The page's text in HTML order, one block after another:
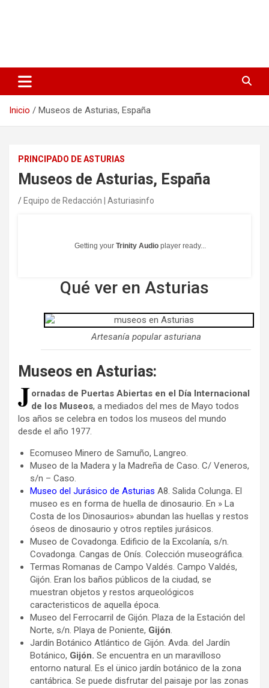
Inicio Museos de Asturias, España
PRINCIPADO DE ASTURIAS
Museos de Asturias, España
Equipo de Redacción | Asturiasinfo
Getting your Trinity Audio player ready...
Qué ver en Asturias
Artesanía popular asturiana
Museos en Asturias:
Jornadas de Puertas Abiertas en el Día Internacional
de los Museos, a mediados del mes de Mayo todos
los años se celebra en todos los museos del mundo
desde el año 1977.
Ecomuseo Minero de Samuño, Langreo.
Museo de la Madera y la Madreña de Caso. C/ Veneros,
s/n – Caso.
Museo del Jurásico de Asturias A8. Salida Colunga. El
museo es en forma de huella de dinosaurio. En » La
Costa de los Dinosaurios» abundan las huellas y restos
óseos de dinosaurio y otros reptiles jurásicos.
Museo de Covadonga. Edificio de la Excolanía, s/n.
Covadonga. Cangas de Onís. Colección museográfica.
Termas Romanas de Campo Valdés. Campo Valdés,
Gijón. Eran los baños públicos de la ciudad, se
muestran objetos y restos arqueológicos
caracteristicos de aquella época.
Museo del Ferrocarril de Gijón. Plaza de la Estación del
Norte, s/n. Playa de Poniente, Gijón
Jardín Botánico Atlántico de Gijón. Avda. del Jardín
Botánico, Gijón. Se encuentra en un maravilloso
entorno natural. Es el ünico jardín botánico de la zona
cantábrica. Se puede disfrutar del paisaje por las zonas